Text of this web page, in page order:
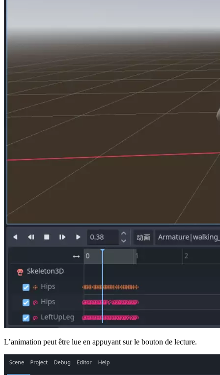
L’animation peut être lue en appuyant sur le bouton de lecture.